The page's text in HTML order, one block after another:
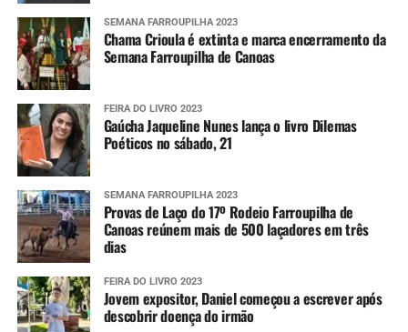
SEMANA FARROUPILHA 2023
Chama Crioula é extinta e marca encerramento da
Semana Farroupilha de Canoas
FEIRA DO LIVRO 2023
Gaúcha Jaqueline Nunes lança o livro Dilemas
Poéticos no sábado, 21
SEMANA FARROUPILHA 2023
Provas de Laço do 17º Rodeio Farroupilha de
Canoas reúnem mais de 500 laçadores em três
dias
FEIRA DO LIVRO 2023
Jovem expositor, Daniel começou a escrever após
descobrir doença do irmão